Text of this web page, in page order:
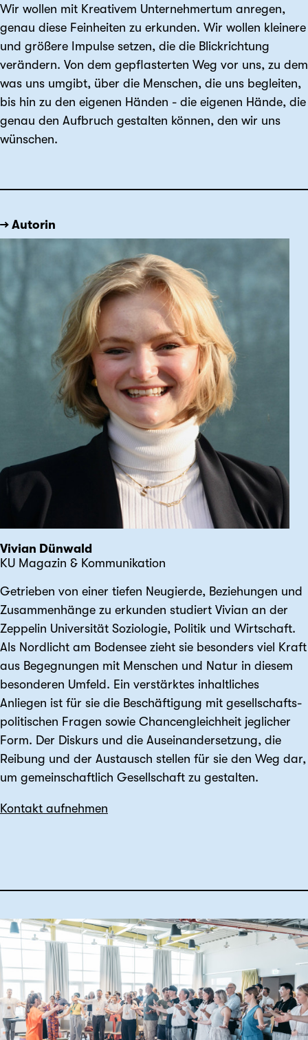
Wir wollen mit Kreativem Unternehmertum anregen,
genau diese Feinheiten zu erkunden. Wir wollen kleinere
und größere Impulse setzen, die die Blickrichtung
verändern. Von dem gepflasterten Weg vor uns, zu dem
was uns umgibt, über die Menschen, die uns begleiten,
bis hin zu den eigenen Händen - die eigenen Hände, die
genau den Aufbruch gestalten können, den wir uns
wünschen.
→ Autorin
Vivian Dünwald
KU Magazin & Kommunikation
Getrieben von einer tiefen Neugierde, Beziehungen und
Zusammen­hänge zu erkunden studiert Vivian an der
Zeppelin Universität Soziologie, Politik und Wirtschaft.
Als Nordlicht am Bodensee zieht sie besonders viel Kraft
aus Begegnungen mit Menschen und Natur in diesem
besonderen Umfeld. Ein verstärktes inhalt­liches
Anliegen ist für sie die Beschäftigung mit gesellschafts­
politischen Fragen sowie Chancen­gleichheit jeglicher
Form. Der Diskurs und die Auseinander­setzung, die
Reibung und der Austausch stellen für sie den Weg dar,
um gemein­schaftlich Gesell­schaft zu gestalten.
Kontakt aufnehmen